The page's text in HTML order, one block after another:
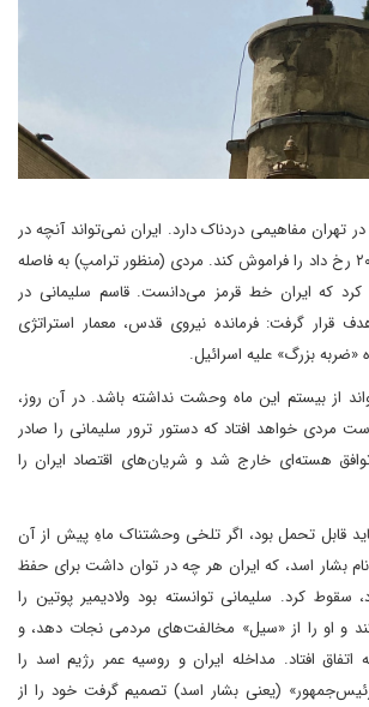
در تهران مفاهیمی دردناک دارد. ایران نمی‌تواند آنچه در
سوم این ماه در سال ۲۰۲۰ رخ داد را فراموش کند. مردی (منظور ترامپ) به فاصله
کرد که ایران خط قرمز می‌دانست. قاسم سلیمانی در
قرار گرفت: فرمانده نیروی قدس، معمار استراتژی
«ضربه بزرگ» علیه اسرائیل.
از بیستم این ماه وحشت نداشته باشد. در آن روز،
مردی خواهد افتاد که دستور ترور سلیمانی را صادر
هسته‌ای خارج شد و شریان‌های اقتصاد ایران را
قابل تحمل بود، اگر تلخی وحشتناک ماهِ پیش از آن
بشار اسد، که ایران هر چه در توان داشت برای حفظ
سقوط کرد. سلیمانی توانسته بود ولادیمیر پوتین را
و او را از «سیل» مخالفت‌های مردمی نجات دهد، و
افتاد. مداخله ایران و روسیه عمر رژیم اسد را
رئیس‌جمهور» (یعنی بشار اسد) تصمیم گرفت خود را از